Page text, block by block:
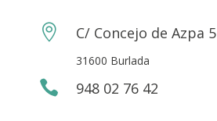
 C/ Concejo de Azpa 5
31600 Burlada
 948 02 76 42